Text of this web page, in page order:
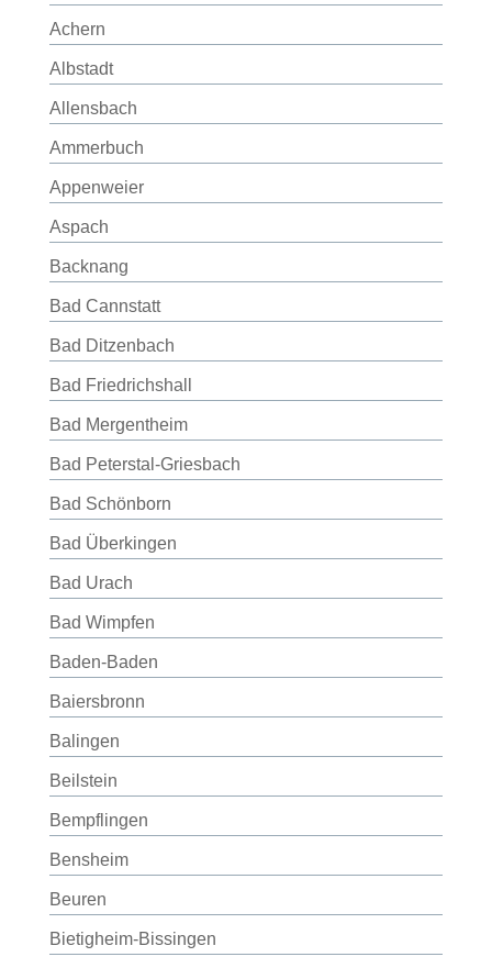
Achern
Albstadt
Allensbach
Ammerbuch
Appenweier
Aspach
Backnang
Bad Cannstatt
Bad Ditzenbach
Bad Friedrichshall
Bad Mergentheim
Bad Peterstal-Griesbach
Bad Schönborn
Bad Überkingen
Bad Urach
Bad Wimpfen
Baden-Baden
Baiersbronn
Balingen
Beilstein
Bempflingen
Bensheim
Beuren
Bietigheim-Bissingen